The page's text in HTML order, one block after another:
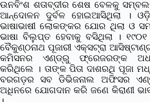
ଉନବିଂଶ ଶତାବ୍ଦୀର ଶେଷ ବେଳକୁ
ଆନ୍ଦୋଳନ ଦୁର୍ବଳ ହୋଇଆସିଥିଲା ।
ଭାଷାଭାଷୀ ଲୋକଙ୍କର ଯୋର ଥିଲା ଓ
ଭାଷା ବିଲୁପ୍ତ ହେବାକୁ ବସିଥିଲା । ୧୯୦୧
ବୈକୁଣ୍ଠନାଥ ପୂଜାରୀଏକ୍ସଟ୍ରା
କମିସନର ଏଣ୍ଡ୍ରୁ ଫ୍ରେଜରଙ୍କ
କରିଥିଲେ । ତାଙ୍କ ପିତା ଦାଶରଥି ପୂଜା
ବରଗଡ଼ର ସବ ଡିଭିଜନାଲ ଅଫିସର
ଅଧିନରେ ଯୋଗଦାନ କରି ଜଣେ କିରାଣୀ